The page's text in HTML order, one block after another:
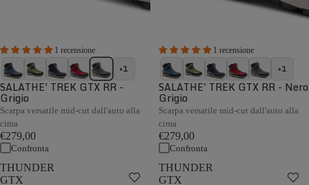
1 recensione
+1
SALATHE' TREK GTX RR -
Grigio
Scarpa versatile mid-cut dall'auto alla
cima
€279,00
Confronta
1 recensione
+1
SALATHE' TREK GTX RR - Nero
Grigio
Scarpa versatile mid-cut dall'auto alla
cima
€279,00
Confronta
THUNDER
GTX
THUNDER
GTX